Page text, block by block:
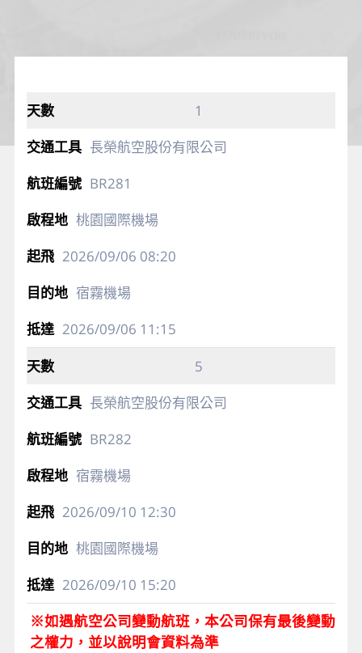
1
長榮航空股份有限公司
BR281
桃園國際機場
2026/09/06 08:20
宿霧機場
2026/09/06 11:15
5
長榮航空股份有限公司
BR282
宿霧機場
2026/09/10 12:30
桃園國際機場
2026/09/10 15:20
※如遇航空公司變動航班，本公司保有最後變動
之權力，並以說明會資料為準